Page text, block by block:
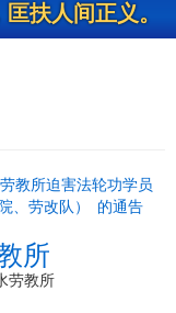
扶人间正义。
劳改队）
教所迫害法轮功学员
的通告
所
劳教所